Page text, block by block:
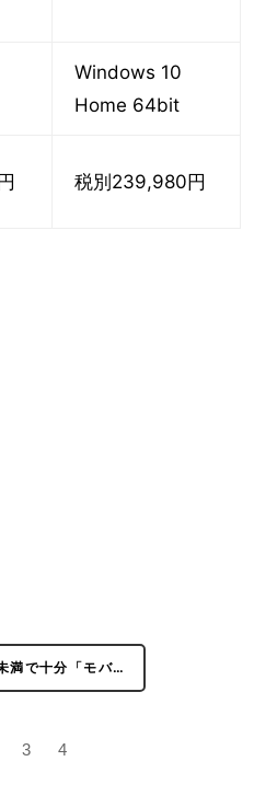
Windows 10
Home 64bit
税別239,980円
満で十分「モバ…
3 4